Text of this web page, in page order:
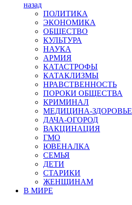
назад
ПОЛИТИКА
ЭКОНОМИКА
ОБЩЕСТВО
КУЛЬТУРА
НАУКА
АРМИЯ
КАТАСТРОФЫ
КАТАКЛИЗМЫ
НРАВСТВЕННОСТЬ
ПОРОКИ ОБЩЕСТВА
КРИМИНАЛ
МЕДИЦИНА-ЗДОРОВЬЕ
ДАЧА-ОГОРОД
ВАКЦИНАЦИЯ
ГМО
ЮВЕНАЛКА
СЕМЬЯ
ДЕТИ
СТАРИКИ
ЖЕНЩИНАМ
В МИРЕ